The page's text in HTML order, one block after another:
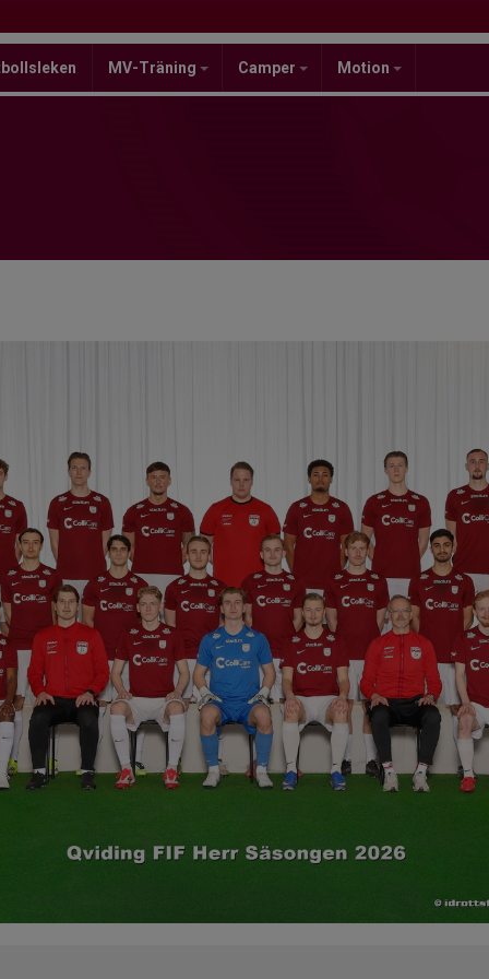
MV-Träning Camper Motion